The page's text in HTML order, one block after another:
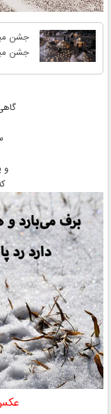
جشن
جشن
و